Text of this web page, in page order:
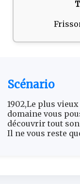
Scénario
1902,Le plus
domaine vous
découvrir tout
Il ne vous reste